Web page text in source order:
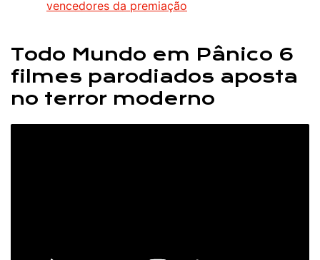
vencedores da premiação
Todo Mundo em Pânico 6
filmes parodiados aposta
no terror moderno